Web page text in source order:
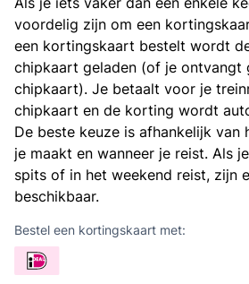
voordelig zijn om een
een kortingskaart bestelt wordt
chipkaart geladen (of je ontvangt
chipkaart). Je betaalt voor je
chipkaart en de korting wordt
De beste keuze is afhankelijk van
je maakt en wanneer je reist. Als
spits of in het weekend reist, zijn
beschikbaar.
Bestel een kortingskaart met: